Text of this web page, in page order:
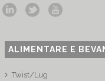
ALIMENTARE E
Twist/Lug